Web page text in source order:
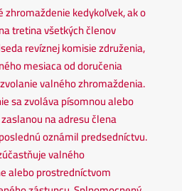
kedykoľvek, ak o
tretina všetkých členov
revíznej komisie združenia,
mesiaca od doručenia
valného zhromaždenia.
sa zvoláva písomnou alebo
na adresu člena
oznámil predsedníctvu.
valného
alebo prostredníctvom